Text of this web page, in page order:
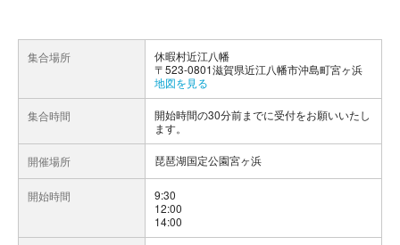
集合場所
休暇村近江八幡
〒523-0801滋賀県近江八幡市沖島町宮ヶ浜
地図を見る
集合時間
開始時間の30分前までに受付をお願いいたし
ます。
開催場所 琵琶湖国定公園宮ヶ浜
開始時間
9:30
12:00
14:00